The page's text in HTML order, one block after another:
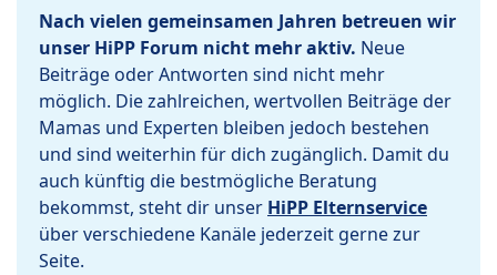
Nach vielen gemeinsamen Jahren betreuen wir
unser HiPP Forum nicht mehr aktiv. Neue
Beiträge oder Antworten sind nicht mehr
möglich. Die zahlreichen, wertvollen Beiträge der
Mamas und Experten bleiben jedoch bestehen
und sind weiterhin für dich zugänglich. Damit du
auch künftig die bestmögliche Beratung
bekommst, steht dir unser HiPP Elternservice
über verschiedene Kanäle jederzeit gerne zur
Seite.